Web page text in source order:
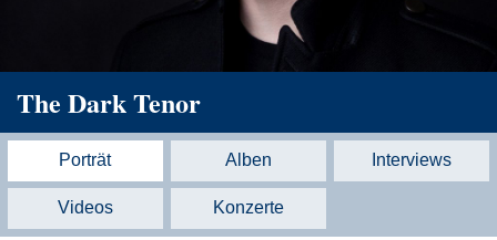
The Dark Tenor
Porträt Alben Interviews
Videos Konzerte